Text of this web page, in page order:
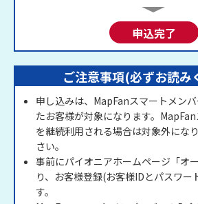
申込完了
ご注意事項(必ずお読み
申し込みは、MapFanスマートメン
たお客様が対象になります。
を継続利用される場合は対象外にな
さい。
事前にパイオニアホームページ「オ
り、お客様登録(お客様IDとパスワー
す。